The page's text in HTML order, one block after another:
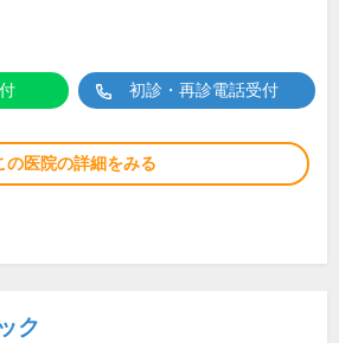
初診・再診電話受付
の医院の詳細をみる
ク